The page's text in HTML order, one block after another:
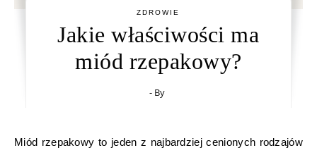
ZDROWIE
Jakie właściwości ma
miód rzepakowy?
- By
Miód rzepakowy to jeden z najbardziej cenionych rodzajów